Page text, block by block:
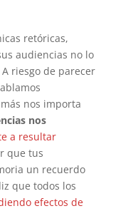
retóricas,
audiencias no lo
riesgo de parecer
nos importa
nos
a resultar
que tus
un recuerdo
que todos los
efectos de